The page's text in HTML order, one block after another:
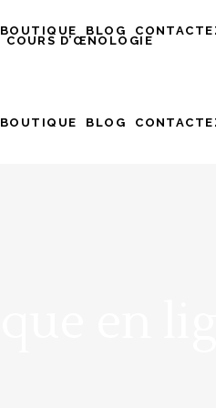
COURS D’ŒNOLOGIE
BOUTIQUE BLOG
BOUTIQUE BLOG